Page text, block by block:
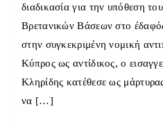
διαδικασία για την υπόθεση
Βρετανικών Βάσεων στο
στην συγκεκριμένη νομική
Κύπρος ως αντίδικος, ο
Κληρίδης κατέθεσε ως
να […]